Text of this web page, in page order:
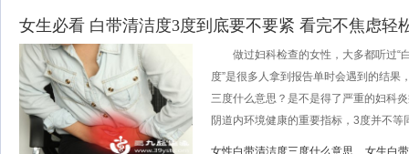
女生必看 白带清洁度3度到底要不要紧 看完不焦虑轻
做过妇科检查的女性，大多都听过“白
度”是很多人拿到报告单时会遇到的结果
三度什么意思？是不是得了严重的妇科
阴道内环境健康的重要指标，3度并不等
女性白带清洁度三度什么意思 女生白